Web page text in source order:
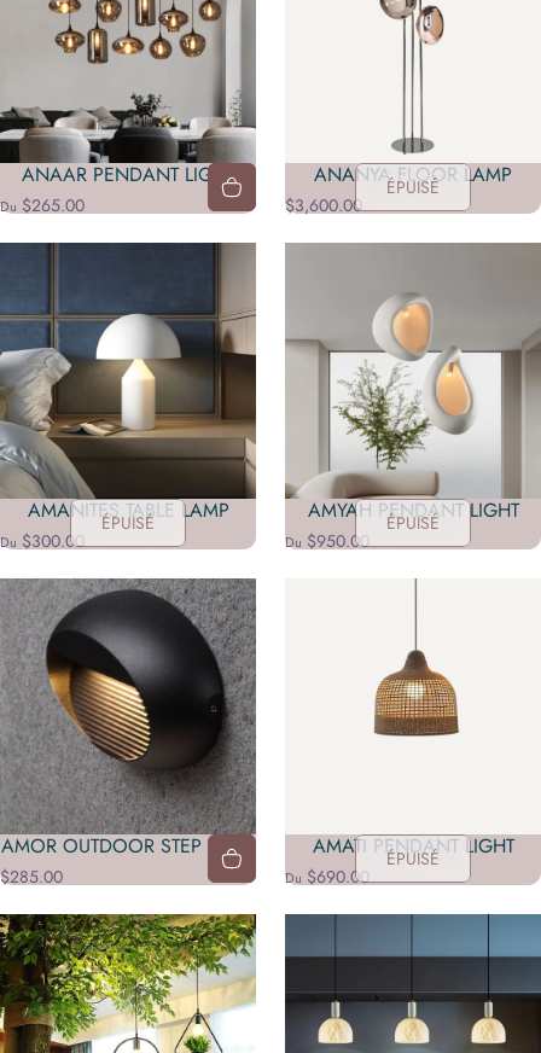
ANAAR PENDANT LIGHT
Du $265.00
ÉPUISÉ
ANANYA FLOOR LAMP
$3,600.00
ÉPUISÉ
AMANITES TABLE LAMP
Du $300.00
ÉPUISÉ
AMYAH PENDANT LIGHT
Du $950.00
AMOR OUTDOOR STEP LAMP
$285.00
ÉPUISÉ
AMATI PENDANT LIGHT
Du $690.00